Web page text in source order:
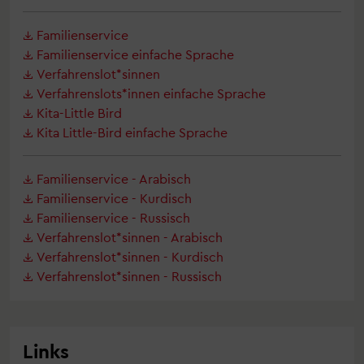
Familienservice
Familienservice einfache Sprache
Verfahrenslot*sinnen
Verfahrenslots*innen einfache Sprache
Kita-Little Bird
Kita Little-Bird einfache Sprache
Familienservice - Arabisch
Familienservice - Kurdisch
Familienservice - Russisch
Verfahrenslot*sinnen - Arabisch
Verfahrenslot*sinnen - Kurdisch
Verfahrenslot*sinnen - Russisch
Links